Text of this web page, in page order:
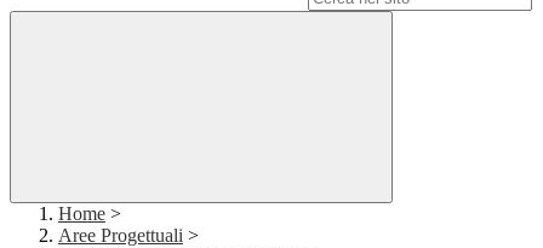
Home >
Aree Progettuali >